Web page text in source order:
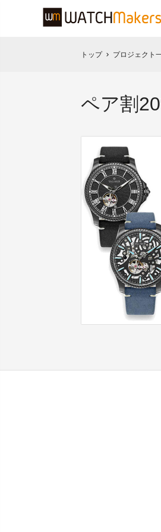
トップ chevron_right プロジェクト
ペア割